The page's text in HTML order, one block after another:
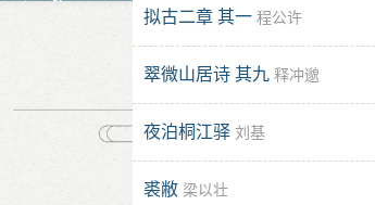
拟古二章 其一 程公许
翠微山居诗 其九 释冲邈
夜泊桐江驿 刘基
裘敝 梁以壮